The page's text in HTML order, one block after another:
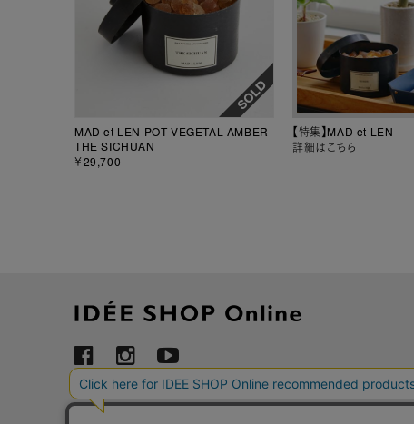
MAD et LEN POT VEGETAL AMBER
THE SICHUAN
￥29,700
【特集】MAD et LEN
詳細はこちら